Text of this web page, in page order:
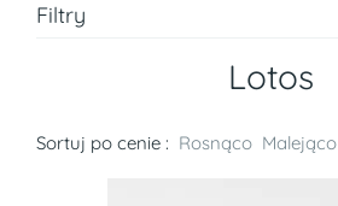
Filtry
Lotos
Sortuj po cenie : Rosnąco Malejąco